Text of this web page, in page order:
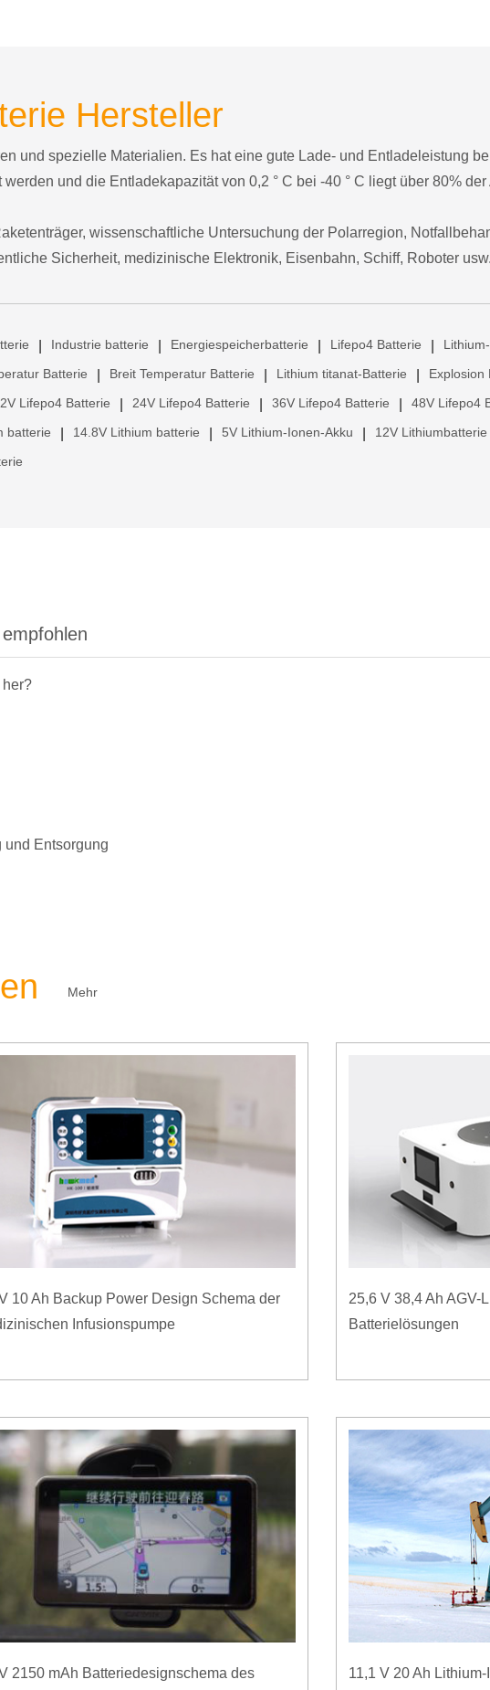
Hersteller
und spezielle Materialien. Es hat eine gute Lade- und Entladeleistung
und die Entladekapazität von 0,2 ° C bei -40 ° C liegt über 80%
wissenschaftliche Untersuchung der Polarregion,
Sicherheit, medizinische Elektronik, Eisenbahn, Schiff, Roboter usw.
Industrie batterie Energiespeicherbatterie Lifepo4 Batterie
Batterie Breit Temperatur Batterie Lithium titanat-Batterie Explosion
Lifepo4 Batterie 24V Lifepo4 Batterie 36V Lifepo4 Batterie 48V Lifepo4
batterie 14.8V Lithium batterie 5V Lithium-Ionen-Akku 12V Lithiumbatterie
und Entsorgung
Mehr
10 Ah Backup Power Design Schema der
Infusionspumpe
25,6 V 38,4 Ah AGV-
Batterielösungen
2150 mAh Batteriedesignschema des 11,1 V 20 Ah